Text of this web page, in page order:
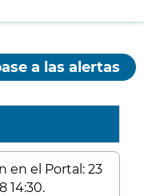
a las alertas
en el Portal: 23
14:30.